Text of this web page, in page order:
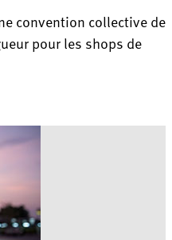
convention collective de
pour les shops de